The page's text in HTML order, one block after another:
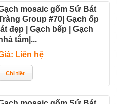
mosaic gốm Sứ Bát
Group #70| Gạch ốp
lát đẹp | Gạch bếp | Gạch
tắm|...
Liên hệ